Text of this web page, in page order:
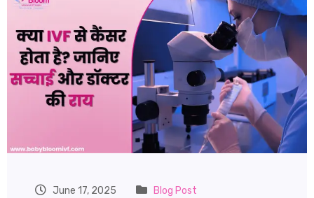
June 17, 2025 Blog Post